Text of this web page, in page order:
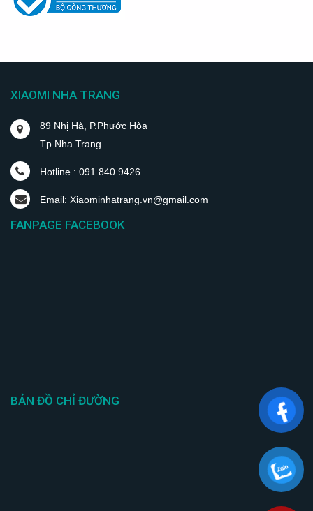
XIAOMI NHA TRANG
89 Nhị Hà, P.Phước Hòa
Tp Nha Trang
Hotline : 091 840 9426
Email: Xiaominhatrang.vn@gmail.com
FANPAGE FACEBOOK
BẢN ĐỒ CHỈ ĐƯỜNG